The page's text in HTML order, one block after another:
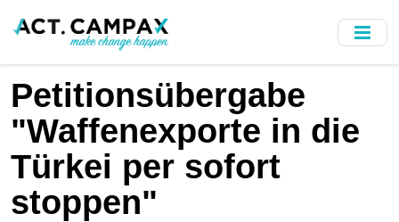
to
Petitionsübergabe
"Waffenexporte in die
Türkei per sofort
stoppen"